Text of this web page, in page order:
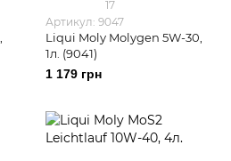
17
Артикул: 9047
Liqui Moly Molygen 5W-30,
1л. (9041)
1 179 грн